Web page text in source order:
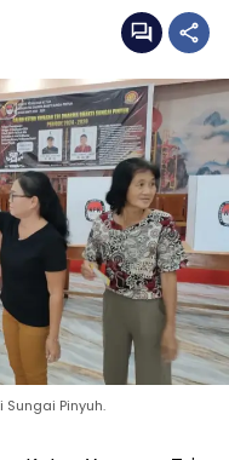
Sungai Pinyuh.